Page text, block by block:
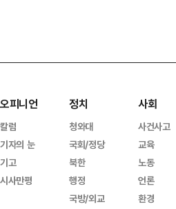
오피니언
칼럼
기자의 눈
기고
시사만평
정치
청와대
국회/정당
북한
행정
국방/외교
사회
사건사고
교육
노동
언론
환경